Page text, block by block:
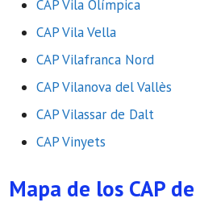
CAP Vila Olímpica
CAP Vila Vella
CAP Vilafranca Nord
CAP Vilanova del Vallès
CAP Vilassar de Dalt
CAP Vinyets
Mapa de los CAP